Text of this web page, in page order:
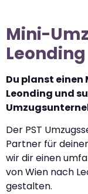
Mini-
Leonding
Du planst einen
Leonding und
Der PST
Partner für
wir dir einen
von Wien nach
gestalten.